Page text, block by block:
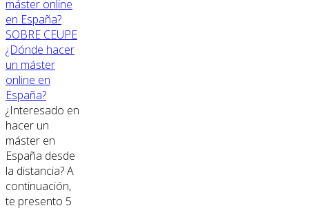
SOBRE CEUPE
¿Dónde hacer
un máster
online en
España?
¿Interesado en
hacer un
máster en
España desde
la distancia? A
continuación,
te presento 5